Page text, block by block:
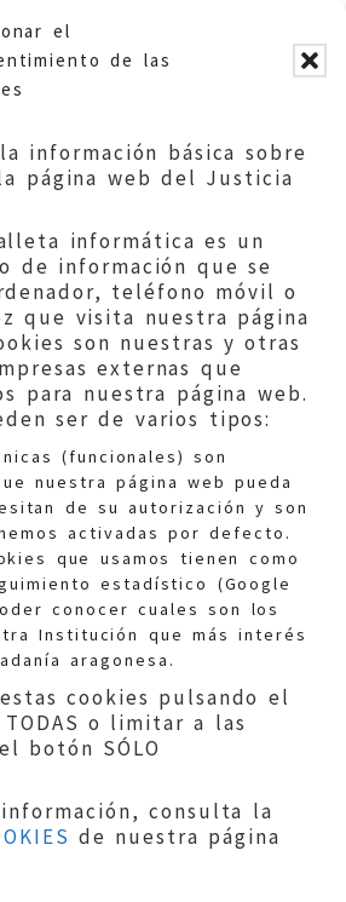
el
de las
información básica sobre
página web del Justicia
informática es un
de información que se
teléfono móvil o
que visita nuestra página
son nuestras y otras
externas que
para nuestra página web.
ser de varios tipos:
(funcionales) son
nuestra página web pueda
de su autorización y son
activadas por defecto.
que usamos tienen como
estadístico (Google
conocer cuales son los
Institución que más interés
aragonesa.
cookies pulsando el
TODAS o limitar a las
botón SÓLO
consulta la
de nuestra página
de Formiche Alto.
general:
900 210 210/
Política de privacidad|
Datos